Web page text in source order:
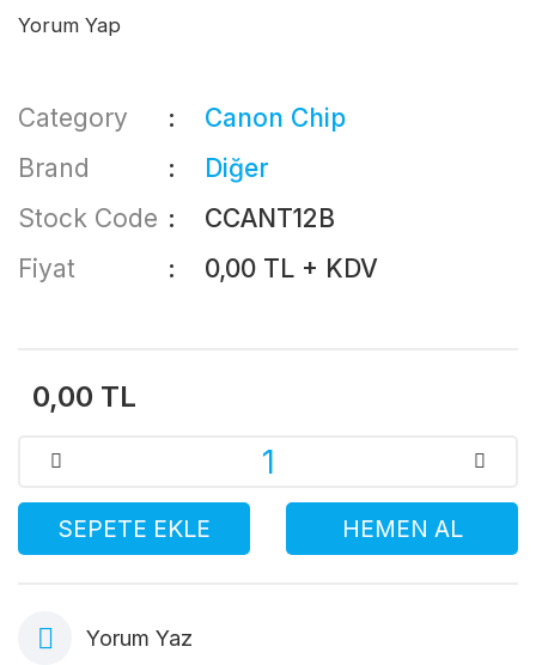
Yorum Yap
Category
Canon Chip
Brand
Diğer
Stock Code
CCANT12B
Fiyat
0,00 TL + KDV
0,00 TL
SEPETE EKLE HEMEN AL
Yorum Yaz